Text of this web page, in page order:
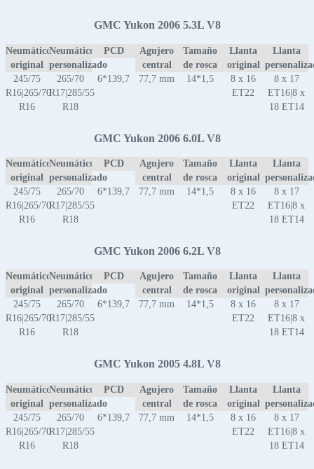
GMC Yukon 2006 5.3L V8
Neumático
original
Neumático
personalizado
PCD
Agujero
central
Tamaño
de rosca
Llanta
original
Llanta
245/75
R16|265/70
R16
265/70
R17|285/55
R18
6*139,7 77,7 mm 14*1,5
8 x 16
ET22
8 x 17
ET16|8 x
18 ET14
GMC Yukon 2006 6.0L V8
Neumático
original
Neumático
personalizado
PCD
Agujero
central
Tamaño
de rosca
Llanta
original
Llanta
245/75
R16|265/70
R16
265/70
R17|285/55
R18
6*139,7 77,7 mm 14*1,5
8 x 16
ET22
8 x 17
ET16|8 x
18 ET14
GMC Yukon 2006 6.2L V8
Neumático
original
Neumático
personalizado
PCD
Agujero
central
Tamaño
de rosca
Llanta
original
Llanta
245/75
R16|265/70
R16
265/70
R17|285/55
R18
6*139,7 77,7 mm 14*1,5
8 x 16
ET22
8 x 17
ET16|8 x
18 ET14
GMC Yukon 2005 4.8L V8
Neumático
original
Neumático
personalizado
PCD
Agujero
central
Tamaño
de rosca
Llanta
original
Llanta
245/75
R16|265/70
R16
265/70
R17|285/55
R18
6*139,7 77,7 mm 14*1,5
8 x 16
ET22
8 x 17
ET16|8 x
18 ET14